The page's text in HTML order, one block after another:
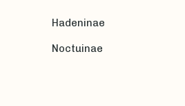
Hadeninae
Noctuinae